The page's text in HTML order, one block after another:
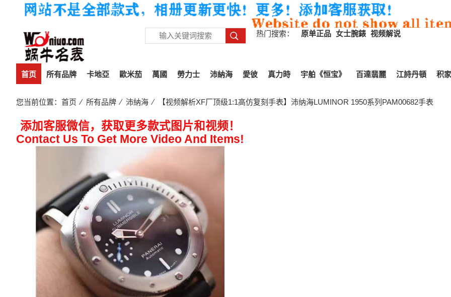
热门搜索： 原单正品 女士腕錶 视频解说
首页 所有品牌 卡地亞 歐米茄 萬國 勞力士 沛納海 愛彼 真力時 宇舶《恒宝》 百達翡麗 江詩丹頓 积家
您当前位置： 首页 ⁄ 所有品牌 ⁄ 沛納海 ⁄ 【视频解析XF厂顶级1:1高仿复刻手表】沛纳海LUMINOR 1950系列PAM00682手表
添加客服微信，获取更多款式图片和视频！
Contact Us To Get More Video And Items!